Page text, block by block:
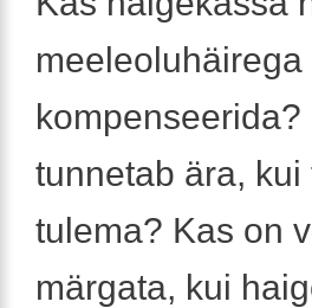
tunnetab ära,
tulema? Kas on
märgata, kui